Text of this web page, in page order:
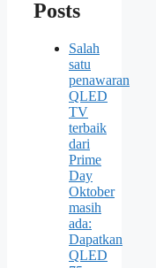
Posts
Salah
satu
penawaran
QLED
TV
terbaik
dari
Prime
Day
Oktober
masih
ada:
Dapatkan
QLED